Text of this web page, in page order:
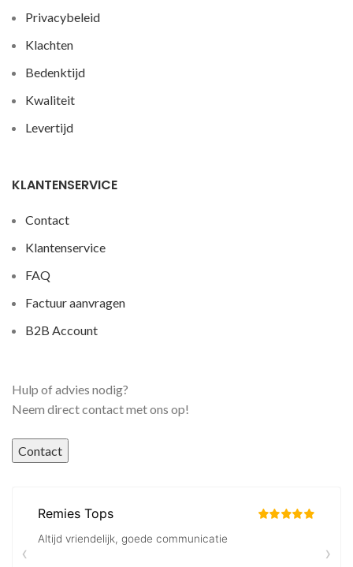
Privacybeleid
Klachten
Bedenktijd
Kwaliteit
Levertijd
KLANTENSERVICE
Contact
Klantenservice
FAQ
Factuur aanvragen
B2B Account
Hulp of advies nodig?
Neem direct contact met ons op!
Contact